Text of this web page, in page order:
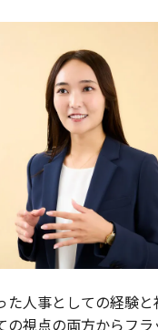
た人事としての経験
の視点の両方からフ